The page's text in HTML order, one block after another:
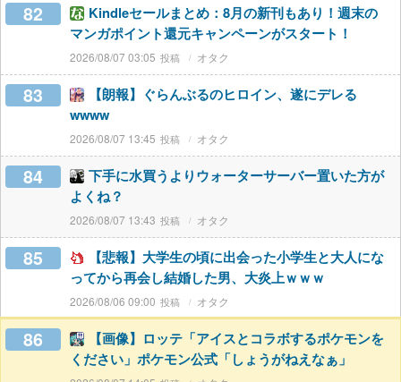
82
Kindleセールまとめ：8月の新刊もあり！週末の
マンガポイント還元キャンペーンがスタート！
2026/08/07 03:05 オタク
83
【朗報】ぐらんぶるのヒロイン、遂にデレる
wwww
2026/08/07 13:45 オタク
84
下手に水買うよりウォーターサーバー置いた方が
よくね？
2026/08/07 13:43 オタク
85
【悲報】大学生の頃に出会った小学生と大人にな
ってから再会し結婚した男、大炎上ｗｗｗ
2026/08/06 09:00 オタク
86
【画像】ロッテ「アイスとコラボするポケモンを
ください」ポケモン公式「しょうがねえなぁ」